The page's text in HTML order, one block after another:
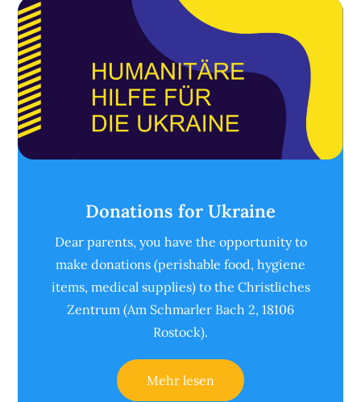
Donations for Ukraine
Dear parents, you have the opportunity to
make donations (perishable food, hygiene
items, medical supplies) to the Christliches
Zentrum (Am Schmarler Bach 2, 18106
Rostock).
Mehr lesen